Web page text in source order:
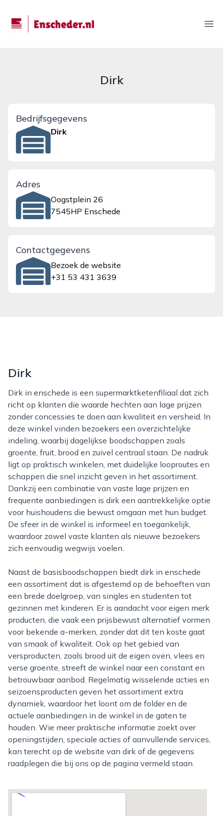
enscheder.nl
Dirk
Bedrijfsgegevens
Dirk
Adres
Oogstplein 26
7545HP Enschede
Contactgegevens
Bezoek de website
+31 53 431 3639
Dirk
Dirk in enschede is een supermarktketenfiliaal dat zich
richt op klanten die waarde hechten aan lage prijzen
zonder concessies te doen aan kwaliteit en versheid. In
deze winkel vinden bezoekers een overzichtelijke
indeling, waarbij dagelijkse boodschappen zoals
groente, fruit, brood en zuivel centraal staan. De nadruk
ligt op praktisch winkelen, met duidelijke looproutes en
schappen die snel inzicht geven in het assortiment.
Dankzij een combinatie van vaste lage prijzen en
frequente aanbiedingen is dirk een aantrekkelijke optie
voor huishoudens die bewust omgaan met hun budget.
De sfeer in de winkel is informeel en toegankelijk,
waardoor zowel vaste klanten als nieuwe bezoekers
zich eenvoudig wegwijs voelen.
Naast de basisboodschappen biedt dirk in enschede
een assortiment dat is afgestemd op de behoeften van
een brede doelgroep, van singles en studenten tot
gezinnen met kinderen. Er is aandacht voor eigen merk
producten, die vaak een prijsbewust alternatief vormen
voor bekende a-merken, zonder dat dit ten koste gaat
van smaak of kwaliteit. Ook op het gebied van
versproducten, zoals brood uit de eigen oven, vlees en
verse groente, streeft de winkel naar een constant en
betrouwbaar aanbod. Regelmatig wisselende acties en
seizoensproducten geven het assortiment extra
dynamiek, waardoor het loont om de folder en de
actuele aanbiedingen in de winkel in de gaten te
houden. Wie meer praktische informatie zoekt over
openingstijden, speciale acties of aanvullende services,
kan terecht op de website van dirk of de gegevens
raadplegen die bij ons op de pagina vermeld staan.